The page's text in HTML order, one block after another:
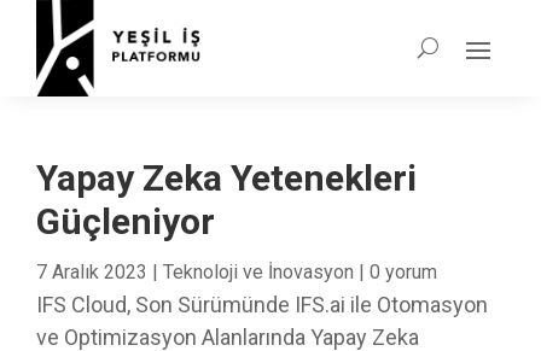
Yapay Zeka Yetenekleri
Güçleniyor
7 Aralık 2023 | Teknoloji ve İnovasyon | 0 yorum
IFS Cloud, Son Sürümünde IFS.ai ile Otomasyon
ve Optimizasyon Alanlarında Yapay Zeka